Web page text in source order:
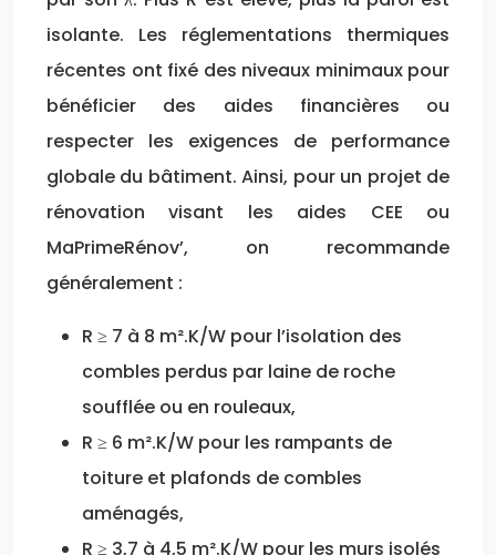
isolante. Les réglementations thermiques
récentes ont fixé des niveaux minimaux pour
bénéficier des aides financières ou
respecter les exigences de performance
globale du bâtiment. Ainsi, pour un projet de
rénovation visant les aides CEE ou
MaPrimeRénov’, on recommande
généralement :
R ≥ 7 à 8 m².K/W pour l’isolation des
combles perdus par laine de roche
soufflée ou en rouleaux,
R ≥ 6 m².K/W pour les rampants de
toiture et plafonds de combles
aménagés,
R ≥ 3,7 à 4,5 m².K/W pour les murs isolés